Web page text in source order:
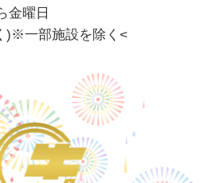
金曜日
)※一部施設を除く <